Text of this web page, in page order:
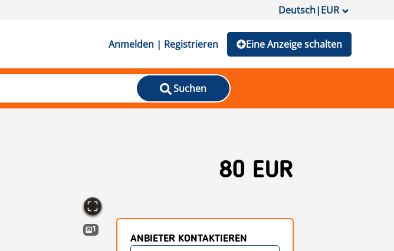
Deutsch|EUR
Anmelden | Registrieren Eine Anzeige schalten
Suchen
80 EUR
1
ANBIETER KONTAKTIEREN